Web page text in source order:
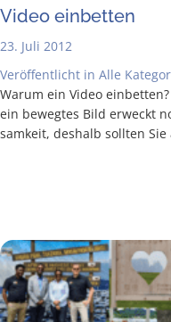
Video ein­bet­ten
23. Juli 2012
Veröffentlicht in Alle
War­um ein Video
ein beweg­tes Bild erweckt
sam­keit, des­halb soll­ten Sie